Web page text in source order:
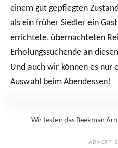
einem gut gepflegten
als ein früher Siedler ein
errichtete, übernachteten
Erholungssuchende an
Und auch wir können es nur
Auswahl beim Abendessen!
Wir testen das Beekman